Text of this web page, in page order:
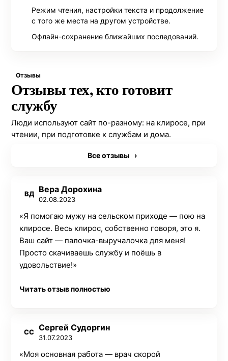
Режим чтения, настройки текста и продолжение
с того же места на другом устройстве.
Офлайн-сохранение ближайших последований.
Отзывы
Отзывы тех, кто готовит
службу
Люди используют сайт по-разному: на клиросе, при
чтении, при подготовке к службам и дома.
Все отзывы ›
ВД Вера Дорохина
02.08.2023
«Я помогаю мужу на сельском приходе — пою на
клиросе. Весь клирос, собственно говоря, это я.
Ваш сайт — палочка-выручалочка для меня!
Просто скачиваешь службу и поёшь в
удовольствие!»
Читать отзыв полностью
СС Сергей Судоргин
31.07.2023
«Моя основная работа — врач скорой